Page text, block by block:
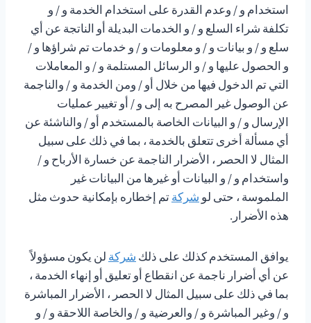
استخدام و / وعدم القدرة على استخدام الخدمة و / و
تكلفة شراء السلع و / و الخدمات البديلة أو الناتجة عن أي
سلع و / و بيانات و / و معلومات و / و خدمات تم شراؤها و /
و الحصول عليها و / و الرسائل المستلمة و / و المعاملات
التي تم الدخول فيها من خلال أو / ومن الخدمة و / والناجمة
عن الوصول غير المصرح به إلى و / أو تغيير عمليات
الإرسال و / و البيانات الخاصة بالمستخدم أو / والناشئة عن
أي مسألة أخرى تتعلق بالخدمة ، بما في ذلك على سبيل
المثال لا الحصر ، الأضرار الناجمة عن خسارة الأرباح و /
واستخدام و / و البيانات أو غيرها من البيانات غير
الملموسة ، حتى لو شركةتم إخطاره بإمكانية حدوث مثل
هذه الأضرار.
يوافق المستخدم كذلك على ذلك شركة لن يكون مسؤولاً
عن أي أضرار ناجمة عن انقطاع أو تعليق أو إنهاء الخدمة ،
بما في ذلك على سبيل المثال لا الحصر ، الأضرار المباشرة
و / وغير المباشرة و / والعرضية و / والخاصة اللاحقة و / و